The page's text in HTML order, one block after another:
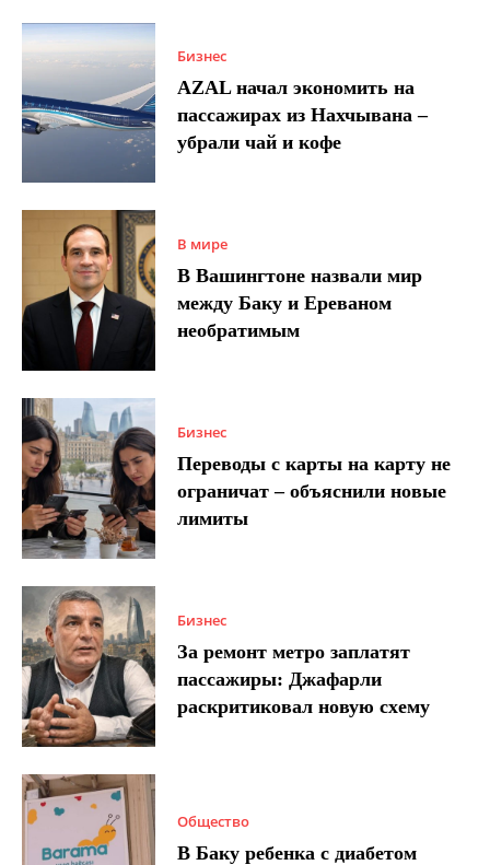
Бизнес
AZAL начал экономить на
пассажирах из Нахчывана –
убрали чай и кофе
В мире
В Вашингтоне назвали мир
между Баку и Ереваном
необратимым
Бизнес
Переводы с карты на карту не
ограничат – объяснили новые
лимиты
Бизнес
За ремонт метро заплатят
пассажиры: Джафарли
раскритиковал новую схему
Общество
В Баку ребенка с диабетом